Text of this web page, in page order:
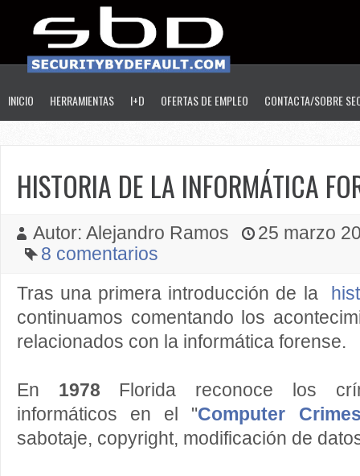
INICIO HERRAMIENTAS I+D OFERTAS DE EMPLEO CONTACTA/SOBRE
HISTORIA DE LA INFORMÁTICA
Autor: Alejandro Ramos
25 marzo
8 comentarios
Tras una primera introducción de la
continuamos comentando los
relacionados con la informática forense.
En 1978 Florida reconoce los
informáticos en el "Computer
sabotaje, copyright, modificación de